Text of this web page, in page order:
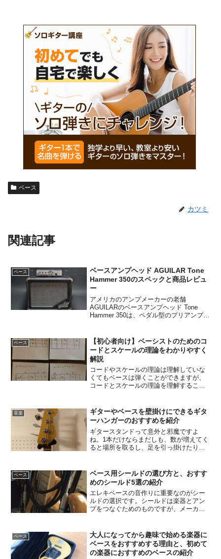
ベース
カツミ
関連記事
ベース
ベースアンプヘッド AGUILAR Tone
Hammer 350のスペックと商品レビュ
ー
アメリカのアンプメーカーの老舗
AGUILARのベースアンプヘッド Tone
Hammer 350は、ペダル型のプリアンプ
す。シンプルなコントロールは扱いやす
く、...
ベース
【初心者向け】ベーシストのためのコ
ードとスケールの理論をわかりやすく
解説
コードやスケールの理論は理解していな
くてもベースは弾くことができますが、
コードとスケールの理論を理解すること
ルアップすることができます。
音楽
ギターやベースを壁掛けにできるギタ
ーハンガーのおすすめを紹介
ギタースタンドって意外と邪魔ですよ
ね。1本だけならまだしも、数が増えてく
ると場所を取るし、足を引っ掛けたりし
けて、ギターやベースを吊るしておくこ
とができるので部屋がすっ...
ベース
ベース用シールドの選び方と、おすす
めのシールド5選の紹介
エレキベースの音作りに重要なのがシー
ルドの選択です。シールドは楽器とアン
プをつなぐためのものですが、メーカー
と、おすすめのシールドを紹介したいと
思います。
ベース
大人になってから趣味で始める楽器に
ベースをおすすめする理由と、初めて
の楽器におすすめのベースの紹介